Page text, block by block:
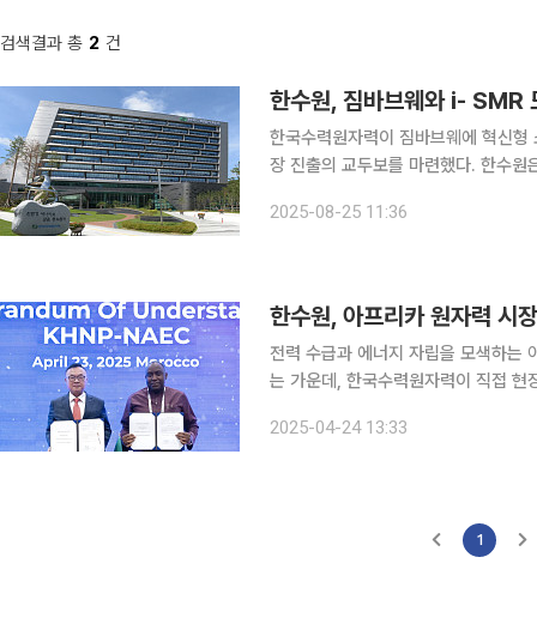
검색결과 총 2 건
한수원, 짐바브웨와 i- SMR
한국수력원자력이 짐바브웨에 혁신
장 진출의 교두보를 마련했다. 한수원은 22일 방사선보건원에서 짐바브웨 교육혁신연구개발센터
밝혔다. 양측은 이번 협약에 따
2025-08-25 11:36
한수원, 아프리카 원자력 시
전력 수급과 에너지 자립을 모색하는
는 가운데, 한국수력원자력이 직접
은 23~24일(현지시간) 모로코 라바
2025-04-24 13:33
1